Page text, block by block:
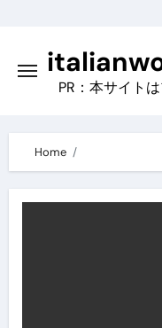
content
PR：本サイト
Home